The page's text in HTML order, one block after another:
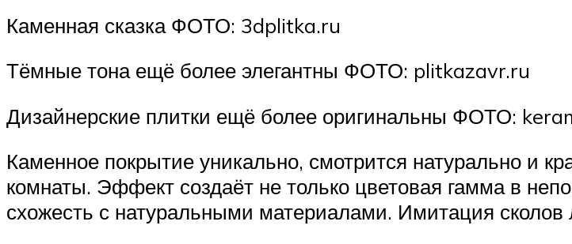
Каменная сказка ФОТО: 3dplitka.ru
Тёмные тона ещё более элегантны ФОТО: plitkazavr.ru
Дизайнерские плитки ещё более оригинальны ФОТО:
Каменное покрытие уникально, смотрится натурально и
комнаты. Эффект создаёт не только цветовая гамма в
схожесть с натуральными материалами. Имитация